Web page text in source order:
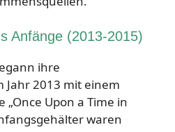
Anfänge (2013-2015)
ihre
Jahr 2013 mit einem
„Once Upon a Time in
waren